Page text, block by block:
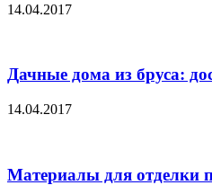
14.04.2017
Дачные дома из бруса:
14.04.2017
Материалы для отделки